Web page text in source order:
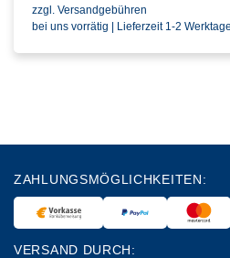
zzgl. Versandgebühren
bei uns vorrätig | Lieferzeit 1-2 Werktage
ZAHLUNGSMÖGLICHKEITEN:
VERSAND DURCH: